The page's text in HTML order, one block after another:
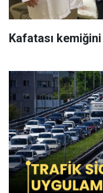
Kafatası kemiğini